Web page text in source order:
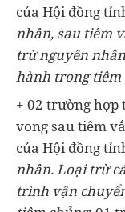
của Hội đồng
nhân, sau tiêm
trừ nguyên
hành trong tiêm
+ 02 trường
vong sau tiêm
của Hội đồng
nhân. Loại trừ
trình vận